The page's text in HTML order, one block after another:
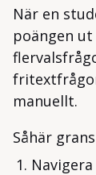
När en
poängen
manuellt.
Såhär